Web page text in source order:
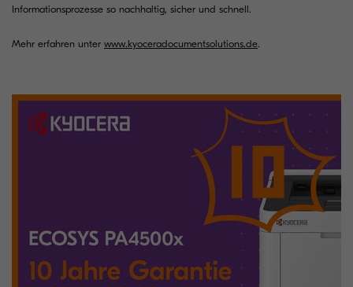
Informationsprozesse so nachhaltig, sicher und schnell.
Mehr erfahren unter www.kyoceradocumentsolutions.de.